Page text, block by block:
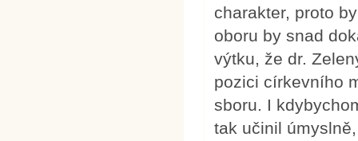
charakter, proto
oboru by snad
výtku, že dr.
pozici církevního
sboru. I
tak učinil